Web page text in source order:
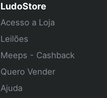
LudoStore
Acesso a Loja
Leilões
Meeps - Cashback
Quero Vender
Ajuda